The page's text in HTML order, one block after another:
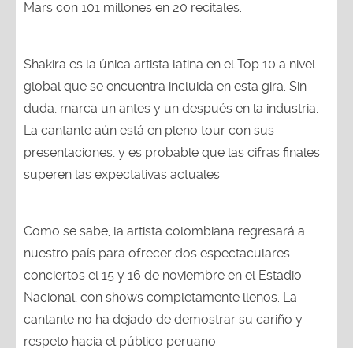
global que se encuentra incluida en esta gira. Sin
duda, marca un antes y un después en la industria.
La cantante aún está en pleno tour con sus
presentaciones, y es probable que las cifras finales
superen las expectativas actuales.
nuestro país para ofrecer dos espectaculares
conciertos el 15 y 16 de noviembre en el Estadio
Nacional, con shows completamente llenos. La
cantante no ha dejado de demostrar su cariño y
respeto hacia el público peruano.